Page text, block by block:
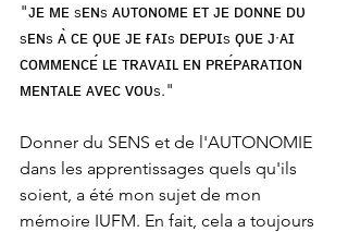
"ᴊᴇ ᴍᴇ sᴇɴs ᴀᴜᴛᴏɴᴏᴍᴇ ᴇᴛ ᴊᴇ ᴅᴏɴɴᴇ ᴅᴜ
sᴇɴs ᴀ̀ ᴄᴇ ϙᴜᴇ ᴊᴇ ғᴀɪs ᴅᴇᴘᴜɪs ϙᴜᴇ ᴊ·ᴀɪ
ᴄᴏᴍᴍᴇɴᴄᴇ́ ʟᴇ ᴛʀᴀᴠᴀɪʟ ᴇɴ ᴘʀᴇ́ᴘᴀʀᴀᴛɪᴏɴ
ᴍᴇɴᴛᴀʟᴇ ᴀᴠᴇᴄ ᴠᴏᴜs."
Donner du SENS et de l'AUTONOMIE
dans les apprentissages quels qu'ils
soient, a été mon sujet de mon
mémoire IUFM. En fait, cela a toujours